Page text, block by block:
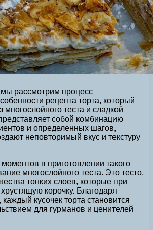
рассмотрим процесс
рецепта торта, который
многослойного теста и сладкой
собой комбинацию
и определенных шагов,
неповторимый вкус и текстуру
в приготовлении такого
многослойного теста. Это тесто,
тонких слоев, которые при
корочку. Благодаря
каждый кусочек торта становится
для гурманов и ценителей